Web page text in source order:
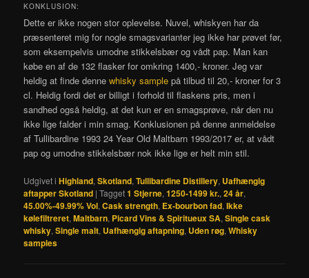
KONKLUSION:
Dette er ikke nogen stor oplevelse. Nuvel, whiskyen har da
præsenteret mig for nogle smagsvarianter jeg ikke har prøvet før,
som eksempelvis umodne stikkelsbær og vådt pap. Man kan
købe en af de 132 flasker for omkring 1400,- kroner. Jeg var
heldig at finde dennewhisky sample på tilbud til 20,- kroner for 3
cl. Heldig fordi det er billigt i forhold til flaskens pris, men i
sandhed også heldig, at det kun er en smagsprøve, når den nu
ikke lige falder i min smag. Konklusionen på denne anmeldelse
af Tullibardine 1993 24 Year Old Maltbarn 1993/2017 er, at vådt
pap og umodne stikkelsbær nok ikke lige er helt min stil.
Udgivet i Highland,Skotland,Tullibardine Distillery, Uafhængig
aftapper Skotland |Tagget1 Stjerne,1250-1499 kr.,24 år,
45.00%-49.99% Vol,Cask strength, Ex-bourbon fad,Ikke
kølefiltreret,Maltbarn, Picard Vins & Spiritueux SA,Single cask
whisky,Single malt, Uafhængig aftapning, Uden røg,Whisky
samples